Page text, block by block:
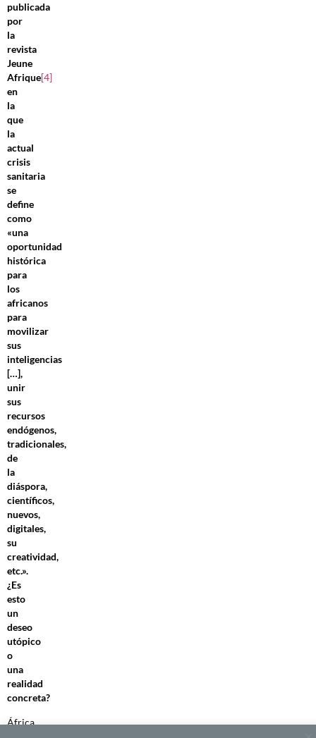
publicada
por
la
revista
Jeune
Afrique[4]
en
la
que
la
actual
crisis
sanitaria
se
define
como
«una
oportunidad
histórica
para
los
africanos
para
movilizar
sus
inteligencias
[…],
unir
sus
recursos
endógenos,
tradicionales,
de
la
diáspora,
científicos,
nuevos,
digitales,
su
creatividad,
etc.».
¿Es
esto
un
deseo
utópico
o
una
realidad
concreta?
África